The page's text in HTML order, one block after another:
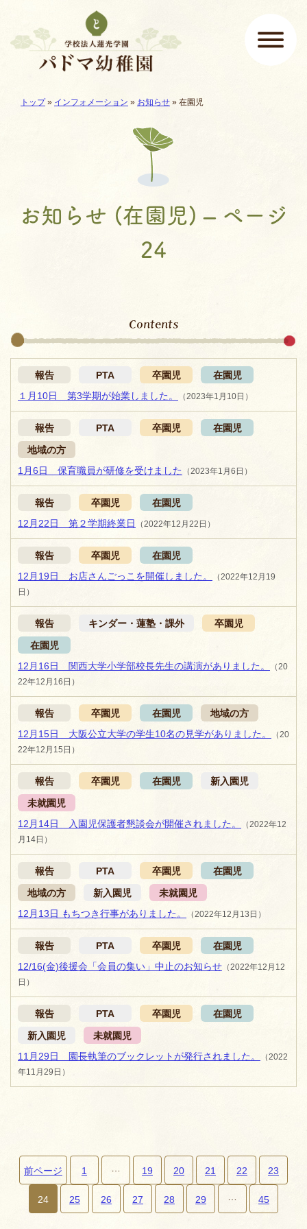
メインメニュー
ここから本文です。
現在地:
トップ» インフォメーション » お知らせ » 在園児
お知らせ (在園児) – ページ
24
Contents
報告 PTA 卒園児
在園児
１月10日 第3学期が始業しました。
（2023年1月10日）
報告 PTA 卒園児
在園児
地域の方
1月6日 保育職員が研修を受けました
（2023年1月6日）
報告 卒園児
在園児
12月22日 第２学期終業日
（2022年12月22日）
報告 卒園児
在園児
12月19日 お店さんごっこを開催しました。
（2022年12月19
日）
報告 キンダー・蓮塾・課外
卒園児
在園児
12月16日 関西大学小学部校長先生の講演がありました。
（20
22年12月16日）
報告 卒園児 在園児
地域の方
12月15日 大阪公立大学の学生10名の見学がありました。
（20
22年12月15日）
報告 卒園児 在園児
新入園児
未就園児
12月14日 入園児保護者懇談会が開催されました。
（2022年12
月14日）
報告 PTA 卒園児
在園児
地域の方
新入園児
未就園児
12月13日 もちつき行事がありました。
（2022年12月13日）
報告 PTA 卒園児
在園児
12/16(金)後援会「会員の集い」中止のお知らせ （2022年12月12
日）
報告 PTA 卒園児
在園児
新入園児
未就園児
11月29日 園長執筆のブックレットが発行されました。
（2022
年11月29日）
前ページ 1 19 20 21 22 23
24 25 26 27 28 29 45